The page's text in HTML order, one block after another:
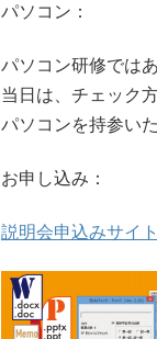
パソコン：
パソコン研修では
当日は、チェック
パソコンを持参い
お申し込み：
説明会申込みサイト